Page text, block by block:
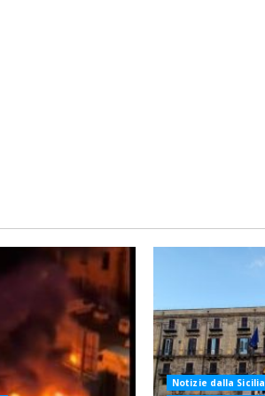
Notizie dalla Sicilia